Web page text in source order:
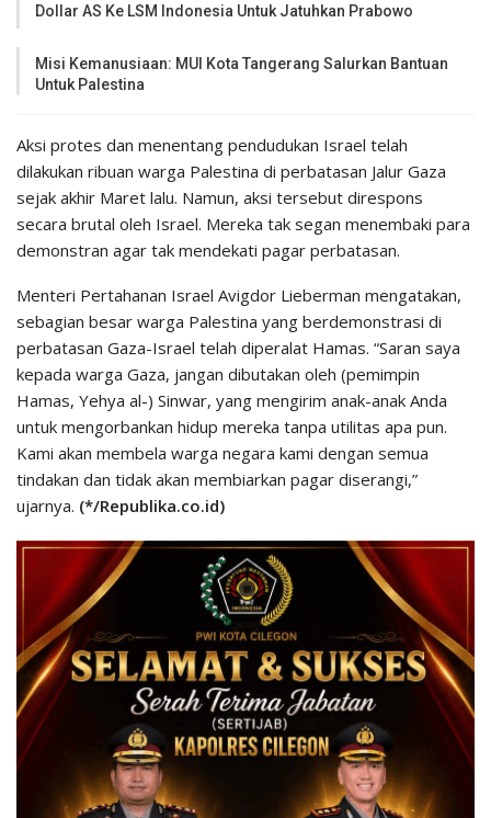
Dollar AS Ke LSM Indonesia Untuk Jatuhkan Prabowo
Misi Kemanusiaan: MUI Kota Tangerang Salurkan Bantuan
Untuk Palestina
Aksi protes dan menentang pendudukan Israel telah
dilakukan ribuan warga Palestina di perbatasan Jalur Gaza
sejak akhir Maret lalu. Namun, aksi tersebut direspons
secara brutal oleh Israel. Mereka tak segan menembaki para
demonstran agar tak mendekati pagar perbatasan.
Menteri Pertahanan Israel Avigdor Lieberman mengatakan,
sebagian besar warga Palestina yang berdemonstrasi di
perbatasan Gaza-Israel telah diperalat Hamas. “Saran saya
kepada warga Gaza, jangan dibutakan oleh (pemimpin
Hamas, Yehya al-) Sinwar, yang mengirim anak-anak Anda
untuk mengorbankan hidup mereka tanpa utilitas apa pun.
Kami akan membela warga negara kami dengan semua
tindakan dan tidak akan membiarkan pagar diserangi,”
ujarnya. (*/Republika.co.id)